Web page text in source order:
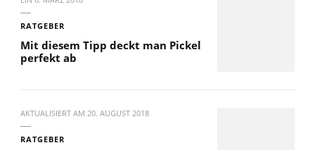
RATGEBER
Mit diesem Tipp deckt man Pickel
perfekt ab
AKTUALISIERT AM 20. AUGUST 2018
RATGEBER